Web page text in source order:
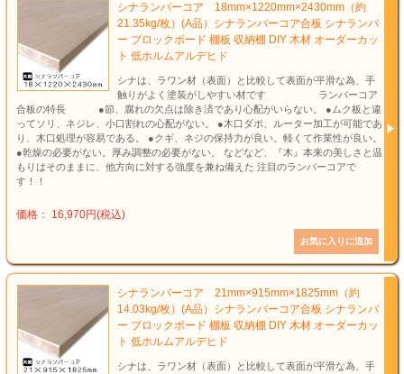
シナランバーコア 18mm×1220mm×2430mm（約
21.35kg/枚）(A品）シナランバーコア合板 シナランバ
ー ブロックボード 棚板 収納棚 DIY 木材 オーダーカッ
ト 低ホルムアルデヒド
シナは、ラワン材（表面）と比較して表面が平滑な為、手
触りがよく塗装がしやすい材です ランバーコア
合板の特長 ●節、腐れの欠点は除き済であり心配がいらない。 ●ムク板と違
ってソリ、ネジレ、小口割れの心配がない。 ●木口ダボ、ルーター加工が可能であ
り、木口処理が容易である。 ●クギ、ネジの保持力が良い。軽くて作業性が良い。
●乾燥の必要がない。厚み調整の必要がない。 などなど、『木』本来の美しさと温
もりはそのままに、他方向に対する強度を兼ね備えた 注目のランバーコアで
す！！
価格： 16,970円(税込)
シナランバーコア 21mm×915mm×1825mm（約
14.03kg/枚）(A品）シナランバーコア合板 シナランバ
ー ブロックボード 棚板 収納棚 DIY 木材 オーダーカッ
ト 低ホルムアルデヒド
シナは、ラワン材（表面）と比較して表面が平滑な為、手